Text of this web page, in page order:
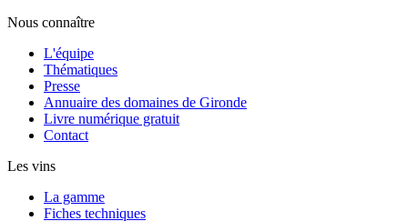
Nous connaître
L'équipe
Thématiques
Presse
Annuaire des domaines de Gironde
Livre numérique gratuit
Contact
Les vins
La gamme
Fiches techniques